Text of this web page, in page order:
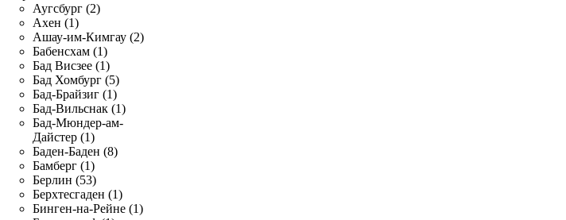
Аугсбург (2)
Ахен (1)
Ашау-им-Кимгау (2)
Бабенсхам (1)
Бад Висзее (1)
Бад Хомбург (5)
Бад-Брайзиг (1)
Бад-Вильснак (1)
Бад-Мюндер-ам-
Дайстер (1)
Баден-Баден (8)
Бамберг (1)
Берлин (53)
Берхтесгаден (1)
Бинген-на-Рейне (1)